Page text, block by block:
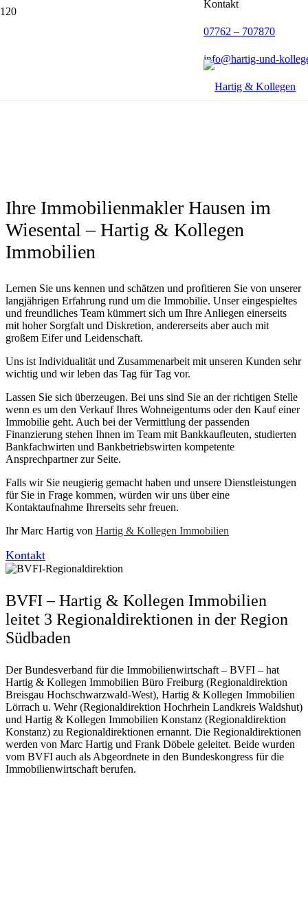
Kontakt
07762 – 707870
info@hartig-und-
Ihre Immobilienmakler Hausen im
Wiesental – Hartig & Kollegen
Immobilien
Lernen Sie uns kennen und schätzen und profitieren Sie von unserer
langjährigen Erfahrung rund um die Immobilie. Unser eingespieltes
und freundliches Team kümmert sich um Ihre Anliegen einerseits
mit hoher Sorgfalt und Diskretion, andererseits aber auch mit
großem Eifer und Leidenschaft.
Uns ist Individualität und Zusammenarbeit mit unseren Kunden sehr
wichtig und wir leben das Tag für Tag vor.
Lassen Sie sich überzeugen. Bei uns sind Sie an der richtigen Stelle
wenn es um den Verkauf Ihres Wohneigentums oder den Kauf einer
Immobilie geht. Auch bei der Vermittlung der passenden
Finanzierung stehen Ihnen im Team mit Bankkaufleuten, studierten
Bankfachwirten und Bankbetriebswirten kompetente
Ansprechpartner zur Seite.
Falls wir Sie neugierig gemacht haben und unsere Dienstleistungen
für Sie in Frage kommen, würden wir uns über eine
Kontaktaufnahme Ihrerseits sehr freuen.
Ihr Marc Hartig von Hartig & Kollegen Immobilien
Kontakt
BVFI – Hartig & Kollegen Immobilien
leitet 3 Regionaldirektionen in der Region
Südbaden
Der Bundesverband für die Immobilienwirtschaft – BVFI – hat
Hartig & Kollegen Immobilien Büro Freiburg (Regionaldirektion
Breisgau Hochschwarzwald-West), Hartig & Kollegen Immobilien
Lörrach u. Wehr (Regionaldirektion Hochrhein Landkreis Waldshut)
und Hartig & Kollegen Immobilien Konstanz (Regionaldirektion
Konstanz) zu Regionaldirektionen ernannt. Die Regionaldirektionen
werden von Marc Hartig und Frank Döbele geleitet. Beide wurden
vom BVFI auch als Abgeordnete in den Bundeskongress für die
Immobilienwirtschaft berufen.